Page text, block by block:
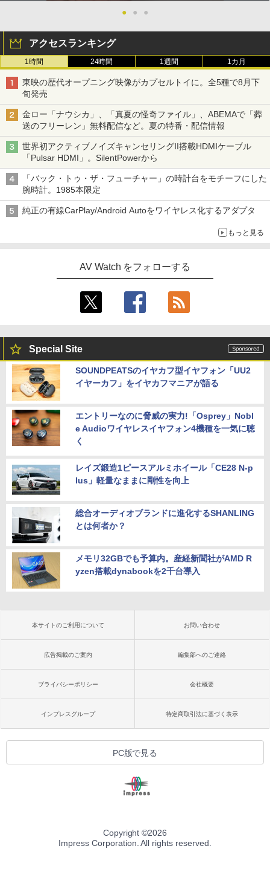
● ● ●
アクセスランキング
1時間 24時間 1週間 1カ月
東映の歴代オープニング映像がカプセルトイに。全5種で8月下
旬発売
金ロー「ナウシカ」、「真夏の怪奇ファイル」、ABEMAで「葬
送のフリーレン」無料配信など。夏の特番・配信情報
世界初アクティブノイズキャンセリングII搭載HDMIケーブル
「Pulsar HDMI」。SilentPowerから
「バック・トゥ・ザ・フューチャー」の時計台をモチーフにした
腕時計。1985本限定
純正の有線CarPlay/Android Autoをワイヤレス化するアダプタ
もっと見る
AV Watch をフォローする
Special Site
SOUNDPEATSのイヤカフ型イヤフォン「UU2
イヤーカフ」をイヤカフマニアが語る
エントリーなのに脅威の実力!「Osprey」Nobl
e Audioワイヤレスイヤフォン4機種を一気に聴
く
レイズ鍛造1ピースアルミホイール「CE28 N-p
lus」軽量なままに剛性を向上
総合オーディオブランドに進化するSHANLING
とは何者か？
メモリ32GBでも予算内。産経新聞社がAMD R
yzen搭載dynabookを2千台導入
本サイトのご利用について お問い合わせ
広告掲載のご案内 編集部へのご連絡
プライバシーポリシー 会社概要
インプレスグループ 特定商取引法に基づく表示
PC版で見る
Copyright ©2026
Impress Corporation. All rights reserved.